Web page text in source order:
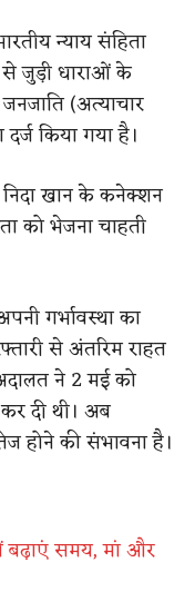
न्याय संहिता
से जुड़ी धाराओं के
(अत्याचार
किया गया है।
निदा खान के कनेक्शन
को भेजना चाहती
गर्भावस्था का
से अंतरिम राहत
ने 2 मई को
दी थी। अब
होने की संभावना है।
में बढ़ाएं समय, मां और